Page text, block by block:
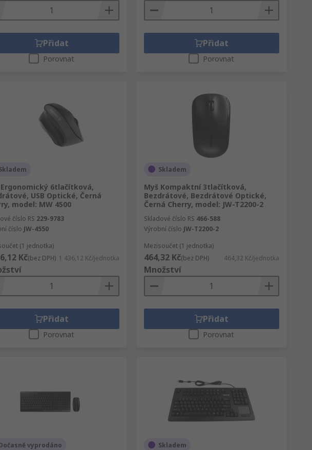
Přidat
Porovnat
Přidat
Porovnat
Ergonomický 6tlačítková,
USB Optické, Černá
model: MW 4500
číslo RS 229-9783
číslo JW-4550
(1 jednotka)
Kč(bez DPH) 1 436,12 Kč/jednotka
Přidat
Porovnat
Skladem
Myš Kompaktní 3tlačítková,
Bezdrátové, Bezdrátové Optické,
Černá Cherry, model: JW-T2200-2
Skladové číslo RS 466-588
Výrobní číslo JW-T2200-2
Mezisoučet (1 jednotka)
464,32 Kč(bez DPH) 464,32 Kč/jednotka
Množství
Přidat
Porovnat
vyprodáno Skladem